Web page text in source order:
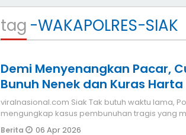
tag -WAKAPOLRES-SIAK
Demi Menyenangkan Pacar,
Bunuh Nenek dan Kuras
viralnasional.com Siak Tak butuh waktu lama, Polres Siak berhasil
mengungkap kasus pembunuhan tragis yang
nenek di Kabupa
Berita 06 Apr 2026